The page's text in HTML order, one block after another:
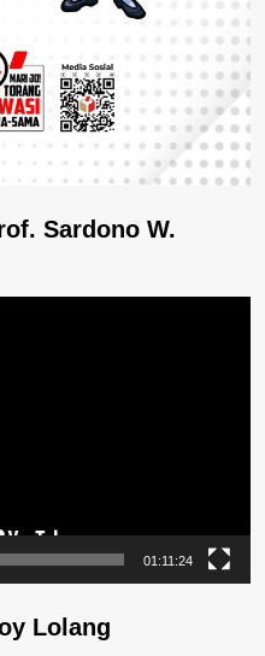
Sardono W.
01:11:24
Lolang